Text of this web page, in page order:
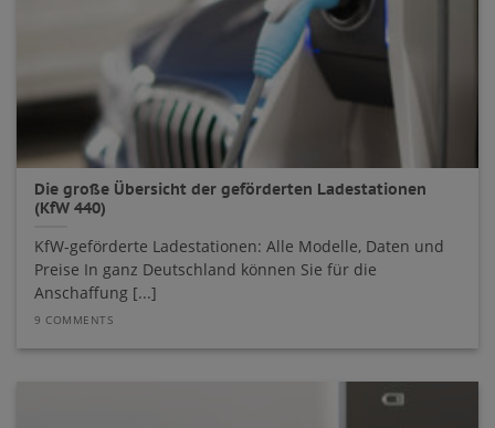
Die große Übersicht der geförderten Ladestationen
(KfW 440)
KfW-geförderte Ladestationen: Alle Modelle, Daten und
Preise In ganz Deutschland können Sie für die
Anschaffung [...]
9 COMMENTS